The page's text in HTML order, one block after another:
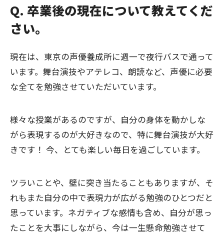
Q. 卒業後の現在について教えてくだ
さい。
現在は、東京の声優養成所に週一で夜行バスで通って
います。舞台演技やアテレコ、朗読など、声優に必要
な全てを勉強させていただいています。
様々な授業があるのですが、自分の身体を動かしな
がら表現するのが大好きなので、特に舞台演技が大好
きです！ 今、とても楽しい毎日を過ごしています。
ツラいことや、壁に突き当たることもありますが、そ
れもまた自分の中で表現力が広がる勉強のひとつだと
思っています。ネガティブな感情も含め、自分が思っ
たことを大事にしながら、今は一生懸命勉強させて